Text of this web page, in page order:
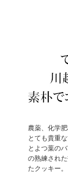
農薬、化学
とても貴重
とよつ葉の
の熟練され
たクッキー